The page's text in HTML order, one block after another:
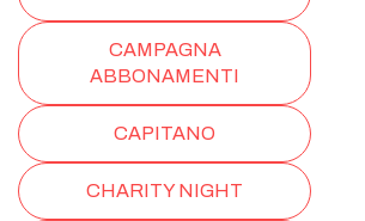
CAMPAGNA
ABBONAMENTI
CAPITANO
CHARITY NIGHT